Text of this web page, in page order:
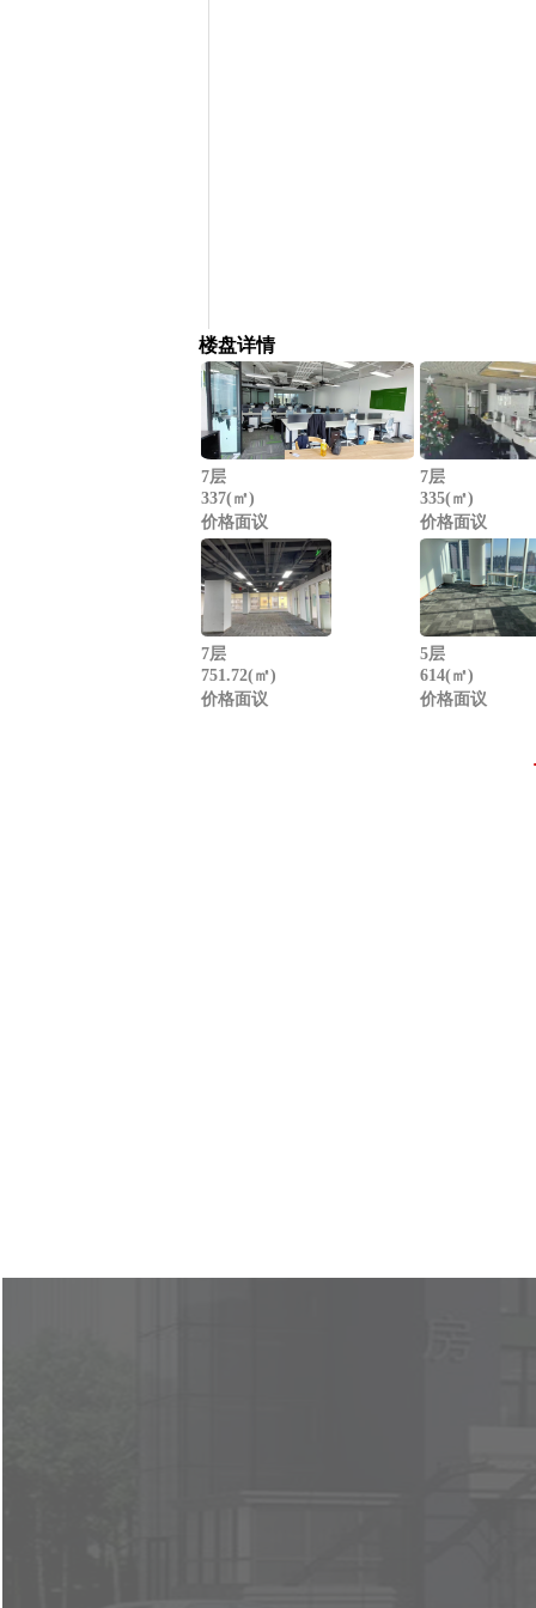
楼盘详情
7层
337(㎡)
价格面议
7层
335(㎡)
价格面议
7层
751.72(㎡)
价格面议
5层
614(㎡)
价格面议